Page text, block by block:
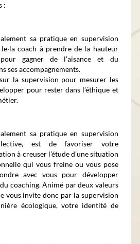
:
sa pratique en supervision
coach à prendre de la hauteur
gagner de l’aisance et du
ses accompagnements.
sur la supervision pour mesurer les
pour rester dans l’éthique et
sa pratique en supervision
est de favoriser votre
à creuser l’étude d’une situation
qui vous freine ou vous pose
avec vous pour développer
coaching. Animé par deux valeurs
vous invite donc par la supervision
écologique, votre identité de